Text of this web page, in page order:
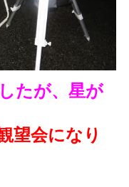
たが、星が
望会になり